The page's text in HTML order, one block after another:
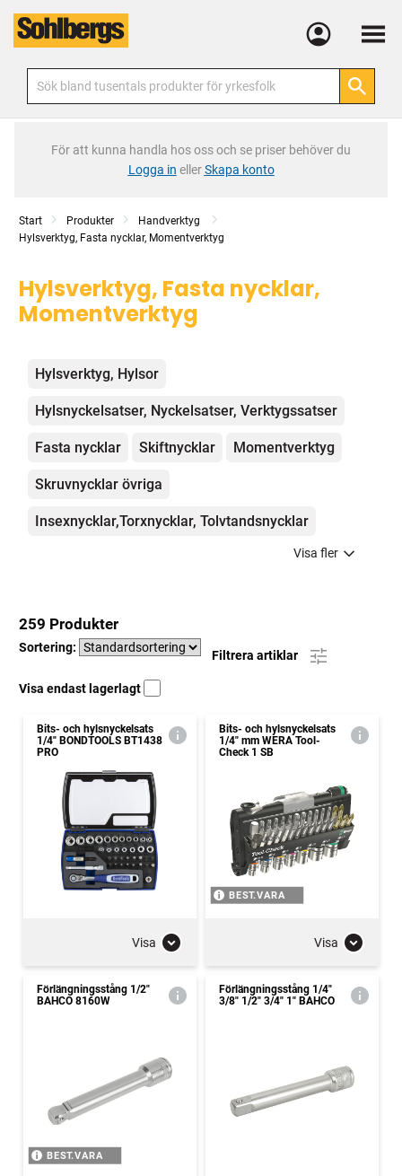
Meny
För att kunna handla hos oss och se priser behöver du
Logga in ellerSkapa konto
Start Produkter
Handverktyg
Hylsverktyg, Fasta nycklar, Momentverktyg
Hylsverktyg, Fasta nycklar,
Momentverktyg
Kategorier
Hylsverktyg, Hylsor
Hylsnyckelsatser, Nyckelsatser, Verktygssatser
Fasta nycklar Skiftnycklar Momentverktyg
Skruvnycklar övriga
Insexnycklar,Torxnycklar, Tolvtandsnycklar
Visa fler
259 Produkter
Sortering:
Filtrera artiklar
Visa endast lagerlagt
Bits- och hylsnyckelsats
1/4" BONDTOOLS BT1438
PRO
Visa
Bits- och hylsnyckelsats
1/4" mm WERA Tool-
Check 1 SB
BEST.VARA
Visa
Förlängningsstång 1/2"
BAHCO 8160W
BEST.VARA
Förlängningsstång 1/4"
3/8" 1/2" 3/4" 1" BAHCO